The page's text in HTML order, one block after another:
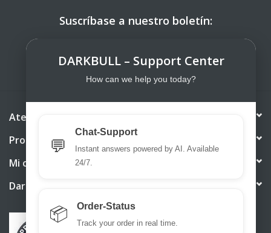
Suscríbase a nuestro boletín:
Atención al cliente
Productos
Mi cuenta
DarkBull TrendStore
DARKBULL – Support Center
How can we help you today?
💬
Chat-Support
Instant answers powered by AI. Available
24/7.
📦 Order-Status
Track your order in real time.